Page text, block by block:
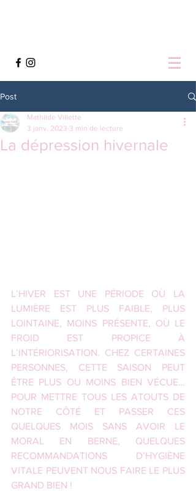
Post
La dépression hivernale
Mathilde Villette
3 janv. 2023 3 min de lecture
L’HIVER EST UNE PÉRIODE OÙ LA
LUMIÈRE EST PLUS FAIBLE, PLUS
LOINTAINE, MOINS PRÉSENTE, OÙ LE
FROID EST PROPICE À
L’INTÉRIORISATION. CHEZ CERTAINES
PERSONNES, CETTE SAISON PEUT
ÊTRE PLUS OU MOINS BIEN VÉCUE…
POUR METTRE TOUS LES ATOUTS DE
NOTRE CÔTÉ ET PASSER CES
QUELQUES MOIS SANS AVOIR LE
MORAL EN BERNE, QUELQUES
RECOMMANDATIONS D’HYGIÈNE
VITALE PEUVENT NOUS FAIRE LE PLUS
GRAND BIEN !